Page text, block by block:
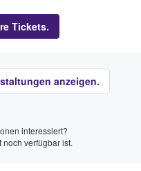
Tickets.
anzeigen.
interessiert?
verfügbar ist.